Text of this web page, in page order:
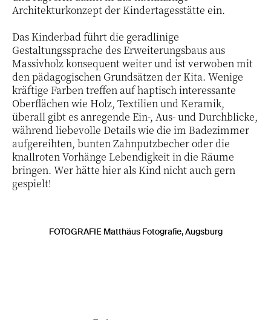
Architekturkonzept der Kindertagesstätte ein.
Das Kinderbad führt die geradlinige
Gestaltungssprache des Erweiterungsbaus aus
Massivholz konsequent weiter und ist verwoben mit
den pädagogischen Grundsätzen der Kita. Wenige
kräftige Farben treffen auf haptisch interessante
Oberflächen wie Holz, Textilien und Keramik,
überall gibt es anregende Ein-, Aus- und Durchblicke,
während liebevolle Details wie die im Badezimmer
aufgereihten, bunten Zahnputzbecher oder die
knallroten Vorhänge Lebendigkeit in die Räume
bringen. Wer hätte hier als Kind nicht auch gern
gespielt!
FOTOGRAFIE Matthäus Fotografie, Augsburg